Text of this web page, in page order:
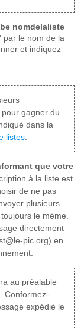
nomdelaliste
par le nom de la
et indiquez
gagner du
dans la
listes.
que votre
à la liste est
de ne pas
plusieurs
le même.
directement
pic.org) en
au préalable
Conformez-
expédié le